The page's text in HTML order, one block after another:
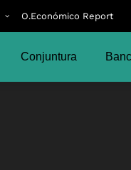
O.Económico Report
Conjuntura